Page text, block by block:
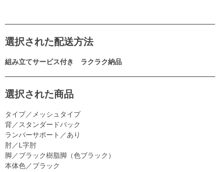
選択された配送方法
組み立てサービス付き ラクラク納品
選択された商品
タイプ／メッシュタイプ
背／スタンダードバック
ランバーサポート／あり
肘／L字肘
脚／ブラック樹脂脚（色ブラック）
本体色／ブラック